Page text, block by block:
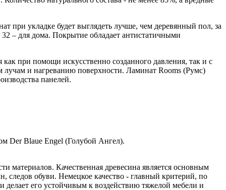
при укладке будет выглядеть лучше, чем деревянный пол, за
– для дома. Покрытие обладает антистатичными
при помощи искусственно созданного давления, так и с
лучам и нагреванию поверхности. Ламинат Rooms (Румс)
панелей.
Der Blaue Engel (Голубой Ангел).
материалов. Качественная древесина является основным
обуви. Немецкое качество - главный критерий, по
его устойчивым к воздействию тяжелой мебели и